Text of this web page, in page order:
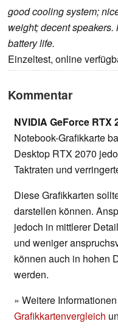
good cooling system;
weight; decent
battery life.
Einzeltest, online
Kommentar
NVIDIA GeForce RTX
Notebook-Grafikkarte
Desktop RTX 2070
Taktraten und
Diese Grafikkarten
darstellen können.
jedoch in mittlerer
und weniger
können auch in hohen
werden.
» Weitere
Grafikkartenvergleich